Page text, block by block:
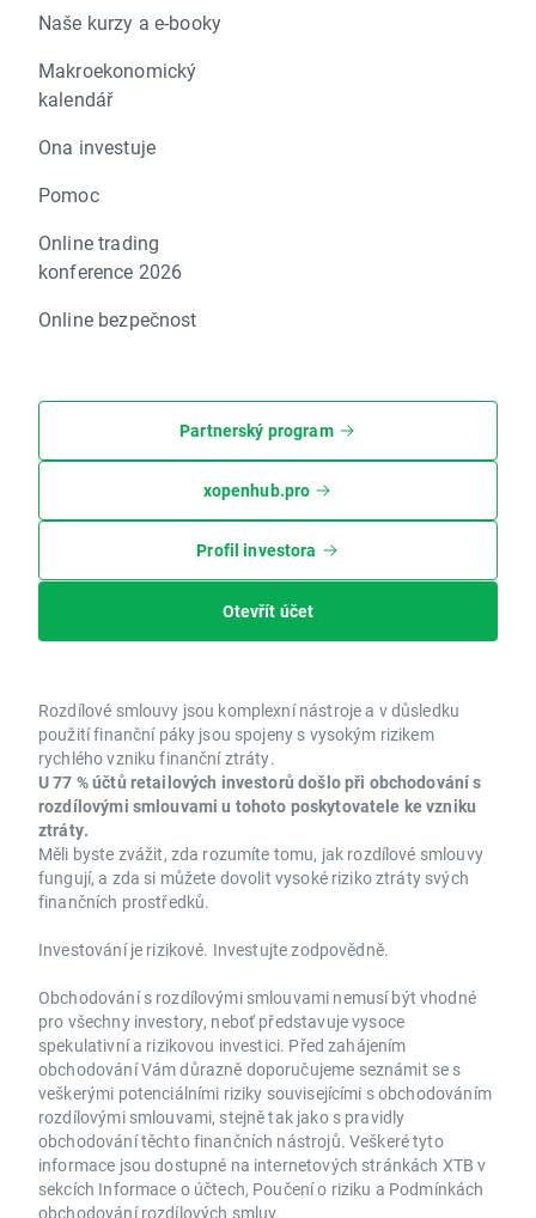
Naše kurzy a e-booky
Makroekonomický
kalendář
Ona investuje
Pomoc
Online trading
konference 2026
Online bezpečnost
Partnerský program
xopenhub.pro
Profil investora
Otevřít účet
Rozdílové smlouvy jsou komplexní nástroje a v důsledku
použití finanční páky jsou spojeny s vysokým rizikem
rychlého vzniku finanční ztráty.
U 77 % účtů retailových investorů došlo při obchodování s
rozdílovými smlouvami u tohoto poskytovatele ke vzniku
ztráty.
Měli byste zvážit, zda rozumíte tomu, jak rozdílové smlouvy
fungují, a zda si můžete dovolit vysoké riziko ztráty svých
finančních prostředků.
Investování je rizikové. Investujte zodpovědně.
Obchodování s rozdílovými smlouvami nemusí být vhodné
pro všechny investory, neboť představuje vysoce
spekulativní a rizikovou investici. Před zahájením
obchodování Vám důrazně doporučujeme seznámit se s
veškerými potenciálními riziky souvisejícími s obchodováním
rozdílovými smlouvami, stejně tak jako s pravidly
obchodování těchto finančních nástrojů. Veškeré tyto
informace jsou dostupné na internetových stránkách XTB v
sekcích Informace o účtech, Poučení o riziku a Podmínkách
obchodování rozdílových smluv.